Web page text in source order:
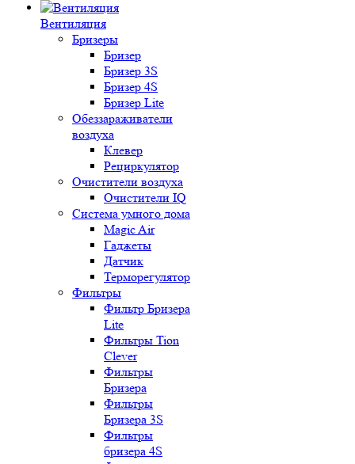
Вентиляция
Бризеры
Бризер
Бризер 3S
Бризер 4S
Бризер Lite
Обеззараживатели
воздуха
Клевер
Рециркулятор
Очистители воздуха
Очистители IQ
Система умного дома
Magic Air
Гаджеты
Датчик
Терморегулятор
Фильтры
Фильтр Бризера
Lite
Фильтры Tion
Clever
Фильтры
Бризера
Фильтры
Бризера 3S
Фильтры
бризера 4S